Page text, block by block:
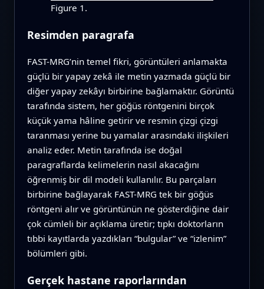
Figure 1.
Resimden paragrafa
FAST-MRG’nin temel fikri, görüntüleri anlamakta
güçlü bir yapay zekâ ile metin yazmada güçlü bir
diğer yapay zekâyı birbirine bağlamaktır. Görüntü
tarafında sistem, her göğüs röntgenini birçok
küçük yama hâline getirir ve resmin çizgi çizgi
taranması yerine bu yamalar arasındaki ilişkileri
analiz eder. Metin tarafında ise doğal
paragraflarda kelimelerin nasıl akacağını
öğrenmiş bir dil modeli kullanılır. Bu parçaları
birbirine bağlayarak FAST-MRG tek bir göğüs
röntgeni alır ve görüntünün ne gösterdiğine dair
çok cümleli bir açıklama üretir; tıpkı doktorların
tıbbi kayıtlarda yazdıkları “bulgular” ve “izlenim”
bölümleri gibi.
Gerçek hastane raporlarından